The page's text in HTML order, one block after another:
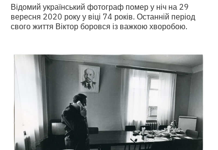
Відомий український фотограф помер у ніч на 29
вересня 2020 року у віці 74 років. Останній період
свого життя Віктор боровся із важкою хворобою.